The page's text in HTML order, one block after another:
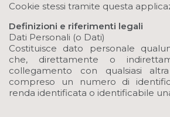
Cookie stessi tramite questa
Definizioni e riferimenti legali
Dati Personali (o Dati)
Costituisce dato personale
che, direttamente o
collegamento con qualsiasi
compreso un numero di
renda identificata o identificabile